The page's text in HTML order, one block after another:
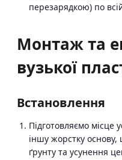
перезарядкою) по
Монтаж та
вузької
Встановлення
Підготовляємо місце
іншу жорстку
ґрунту та усунення